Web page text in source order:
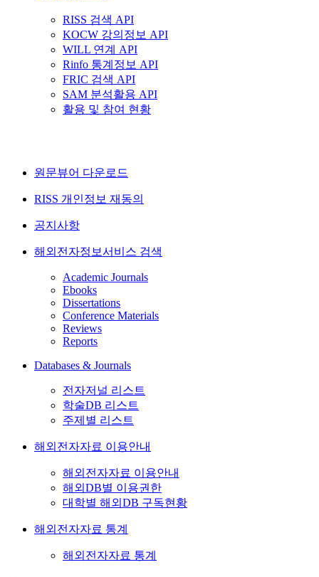
RISS 검색 API
KOCW 강의정보 API
WILL 연계 API
Rinfo 통계정보 API
FRIC 검색 API
SAM 분석활용 API
활용 및 참여 현황
원문뷰어 다운로드
RISS 개인정보 재동의
공지사항
해외전자정보서비스 검색
Academic Journals
Ebooks
Dissertations
Conference Materials
Reviews
Reports
Databases & Journals
전자저널 리스트
학술DB 리스트
주제별 리스트
해외전자자료 이용안내
해외전자자료 이용안내
해외DB별 이용권한
대학별 해외DB 구독현황
해외전자자료 통계
해외전자자료 통계